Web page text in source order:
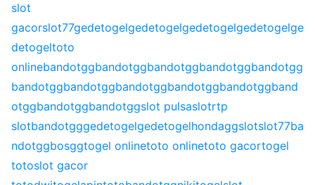
slot
gacorslot77gedetogelgedetogelgedetogelgedetogelge
detogeltoto
onlinebandotggbandotggbandotggbandotggbandotgg
bandotggbandotggbandotggbandotggbandotggband
otggbandotggbandotggslot pulsaslotrtp
slotbandotgggedetogelgedetogelhondaggslotslot77ba
ndotggbosggtogel onlinetoto onlinetoto gacortogel
totoslot gacor